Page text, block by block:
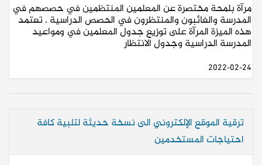
مرآة بلمحة مختصرة عن المعلمين المنتظمين في حصصهم في
المدرسة والغائبون والمنتظرون في الحصص الدراسية . تعتمد
هذه الميزة المرآة على توزيع جدول المعلمين في ومواعيد
المدرسة الدراسية وجدول الانتظار
2022-02-24
ترقية الموقع الإلكتروني الى نسخة حديثة لتلبية كافة
احتياجات المستخدمين